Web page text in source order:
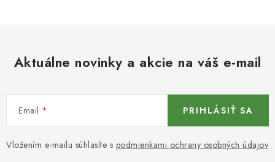
Aktuálne novinky a akcie na váš e-mail
Email
Vložením e-mailu súhlasíte s podmienkami ochrany osobných údajov
PRIHLÁSIŤ SA